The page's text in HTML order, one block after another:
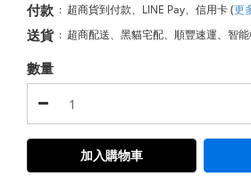
付款 : 超商貨到付款、LINE Pay、信用卡(更
送貨 : 超商配送、黑貓宅配、順豐速運、智
數量
加入購物車